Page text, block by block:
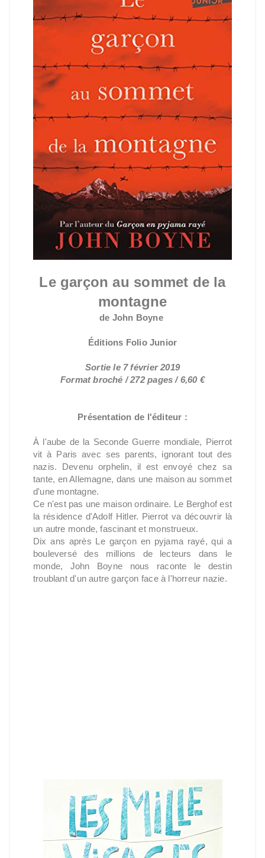
Le garçon au sommet de la
montagne
de John Boyne
Éditions Folio Junior
Sortie le 7 février 2019
Format broché / 272 pages / 6,60 €
Présentation de l'éditeur :
À l'aube de la Seconde Guerre mondiale, Pierrot
vit à Paris avec ses parents, ignorant tout des
nazis. Devenu orphelin, il est envoyé chez sa
tante, en Allemagne, dans une maison au sommet
d'une montagne.
Ce n'est pas une maison ordinaire. Le Berghof est
la résidence d'Adolf Hitler. Pierrot va découvrir là
un autre monde, fascinant et monstrueux.
Dix ans après Le garçon en pyjama rayé, qui a
bouleversé des millions de lecteurs dans le
monde, John Boyne nous raconte le destin
troublant d'un autre garçon face à l'horreur nazie.